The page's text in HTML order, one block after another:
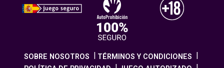
SOBRE NOSOTROS
TÉRMINOS Y CONDICIONES